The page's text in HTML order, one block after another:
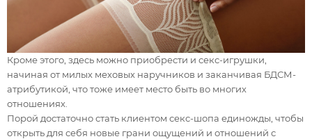
Кроме этого, здесь можно приобрести и секс-игрушки,
начиная от милых меховых наручников и заканчивая БДСМ-
атрибутикой, что тоже имеет место быть во многих
отношениях.
Порой достаточно стать клиентом секс-шопа единожды, чтобы
открыть для себя новые грани ощущений и отношений с